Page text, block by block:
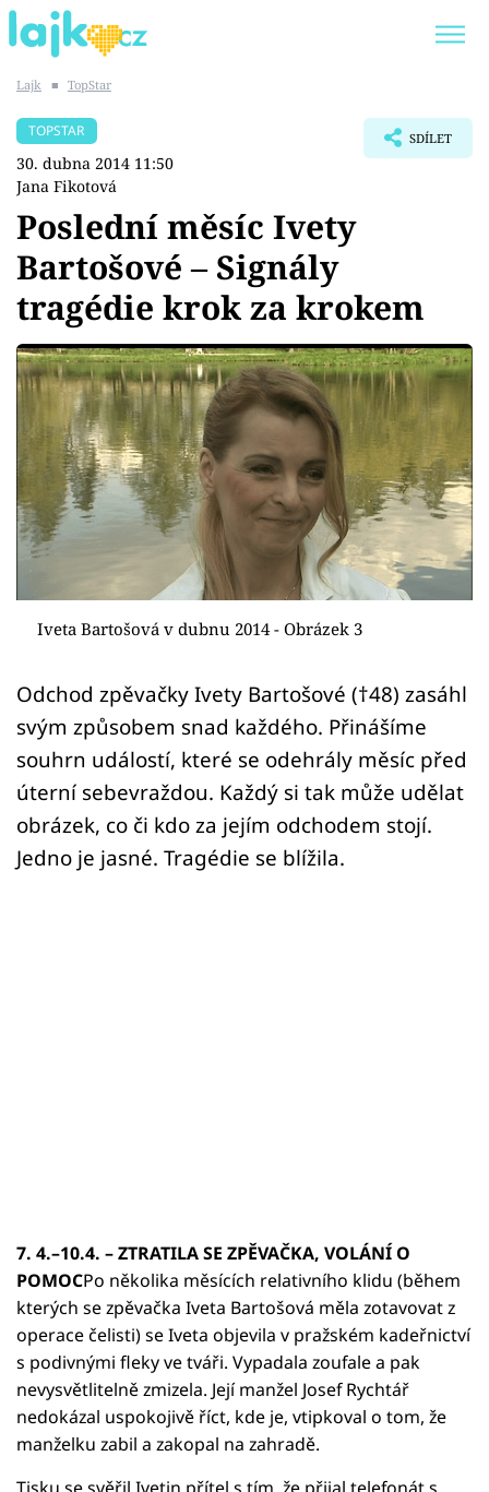
SHOPAHOLICADEL
Témata
Showbyznys
Youtubeři
Virály
Sex a vztahy
Videa
Sledujte prima+
Sledujte nás
Lajk ■ TopStar
TOPSTAR
30. dubna 2014 11:50
Jana Fikotová
SDÍLET
Poslední měsíc Ivety
Bartošové – Signály
tragédie krok za krokem
Iveta Bartošová v dubnu 2014 - Obrázek 3
Odchod zpěvačky Ivety Bartošové (†48) zasáhl
svým způsobem snad každého. Přinášíme
souhrn událostí, které se odehrály měsíc před
úterní sebevraždou. Každý si tak může udělat
obrázek, co či kdo za jejím odchodem stojí.
Jedno je jasné. Tragédie se blížila.
7. 4.–10.4. – ZTRATILA SE ZPĚVAČKA, VOLÁNÍ O
POMOCPo několika měsících relativního klidu (během
kterých se zpěvačka Iveta Bartošová měla zotavovat z
operace čelisti) se Iveta objevila v pražském kadeřnictví
s podivnými fleky ve tváři. Vypadala zoufale a pak
nevysvětlitelně zmizela. Její manžel Josef Rychtář
nedokázal uspokojivě říct, kde je, vtipkoval o tom, že
manželku zabil a zakopal na zahradě.